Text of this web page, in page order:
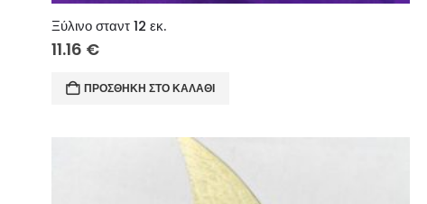
Ξύλινο σταντ 12 εκ.
11.16 €
ΠΡΟΣΘΉΚΗ ΣΤΟ ΚΑΛΆΘΙ